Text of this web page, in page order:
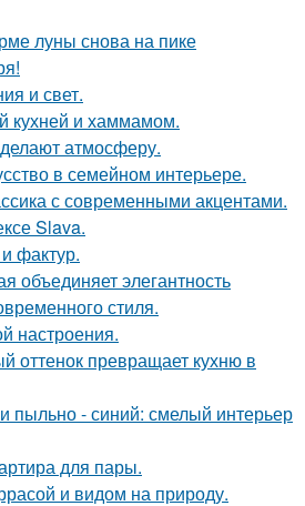
луны снова на пике
и свет.
кухней и хаммамом.
атмосферу.
в семейном интерьере.
с современными акцентами.
Slava.
фактур.
объединяет элегантность
стиля.
настроения.
оттенок превращает кухню в
пыльно - синий: смелый интерьер
для пары.
и видом на природу.